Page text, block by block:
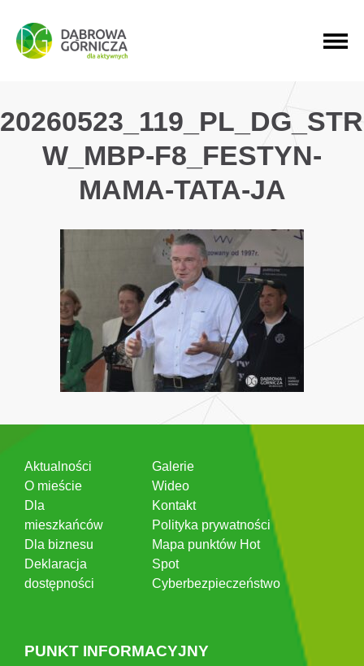
PRZEJDŹ DO MENU GŁÓWNEGO
PRZEJDŹ DO WYSZUKIWARKI
PRZEJDŹ DO TREŚCI
W_MBP-F8_FESTYN-
MAMA-TATA-JA
Aktualności
O mieście
Dla
mieszkańców
Dla biznesu
Deklaracja
dostępności
Galerie
Wideo
Kontakt
Polityka prywatności
Mapa punktów Hot
Spot
Cyberbezpieczeństwo
PUNKT INFORMACYJNY